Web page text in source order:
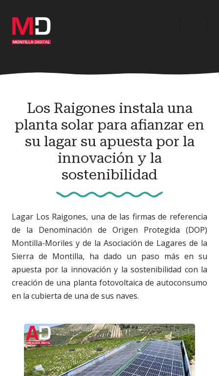
contenido
principal
Los Raigones instala una
planta solar para afianzar en
su lagar su apuesta por la
innovación y la
sostenibilidad
Lagar Los Raigones, una de las firmas de referencia
de la Denominación de Origen Protegida (DOP)
Montilla-Moriles y de la Asociación de Lagares de la
Sierra de Montilla, ha dado un paso más en su
apuesta por la innovación y la sostenibilidad con la
creación de una planta fotovoltaica de autoconsumo
en la cubierta de una de sus naves.